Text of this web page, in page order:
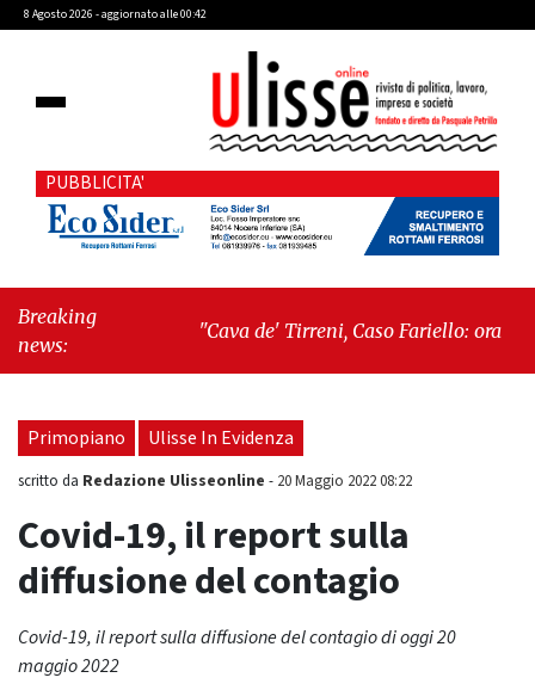
8 Agosto 2026 - aggiornato alle 00:42
PUBBLICITA'
Breaking
news:
"Cava de' Tirreni, Caso Fariello: ora torniamo
esiste"
Primopiano Ulisse In Evidenza
scritto da Redazione Ulisseonline - 20 Maggio 2022 08:22
Covid-19, il report sulla
diffusione del contagio
Covid-19, il report sulla diffusione del contagio di oggi 20
maggio 2022